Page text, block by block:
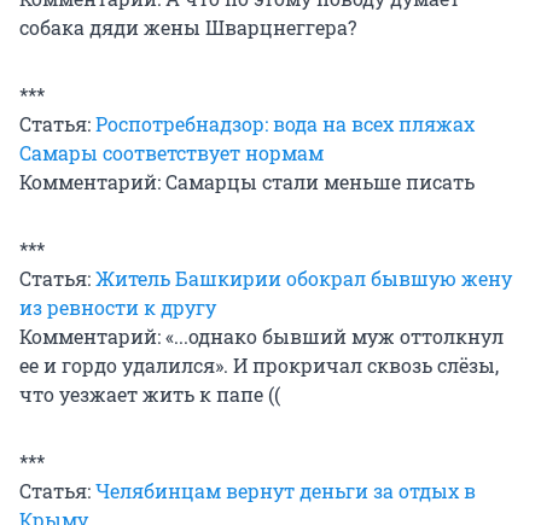
собака дяди жены Шварцнеггера?
***
Статья:Роспотребнадзор: вода на всех пляжах
Самары соответствует нормам
Комментарий: Самарцы стали меньше писать
***
Статья:Житель Башкирии обокрал бывшую жену
из ревности к другу
Комментарий: «...однако бывший муж оттолкнул
ее и гордо удалился». И прокричал сквозь слёзы,
что уезжает жить к папе ((
***
Статья:Челябинцам вернут деньги за отдых в
Крыму